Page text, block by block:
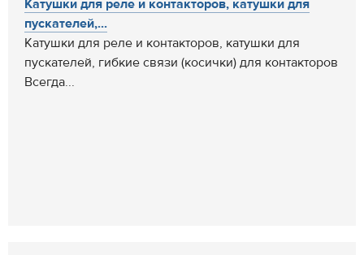
Катушки для реле и контакторов, катушки для
пускателей,...
Катушки для реле и контакторов, катушки для
пускателей, гибкие связи (косички) для контакторов
Всегда...